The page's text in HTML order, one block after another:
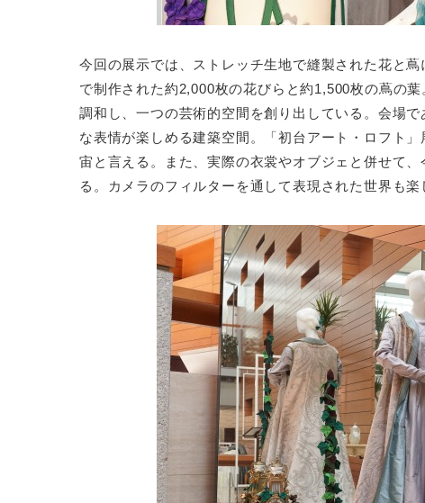
今回の展示では、ストレッチ生地で縫製された花と
で制作された約2,000枚の花びらと約1,500枚の蔦の
調和し、一つの芸術的空間を創り出している。会場
な表情が楽しめる建築空間。「初台アート・ロフト
宙と言える。また、実際の衣裳やオブジェと併せて
る。カメラのフィルターを通して表現された世界も楽